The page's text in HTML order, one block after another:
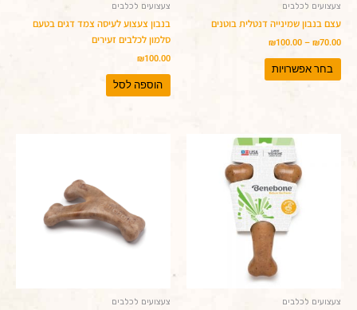
צעצועים לכלבים
עצם בנבון שמינייה דנטלית בוטנים
₪70.00
–
₪100.00
בחר אפשרויות
צעצועים לכלבים
בנבון צעצוע לעיסה צמד דגים בטעם
סלמון לכלבים זעירים
₪100.00
הוספה לסל
צעצועים לכלבים
טווח
מחירים:
למוצר
זה
מספר
סוגים.
ניתן
לבחור
את
האפשרויות
בעמוד
צעצועים לכלבים
מספר
סוגים.
ניתן
לבחור